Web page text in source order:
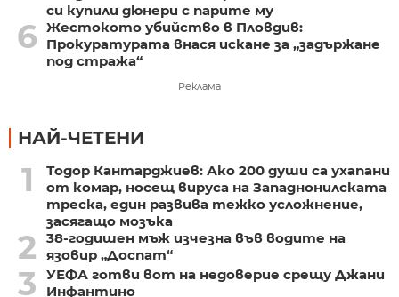
си купили дюнери с парите му
6 Жестокото убийство в Пловдив:
Прокуратурата внася искане за „задържане
под стража“
Реклама
НАЙ-ЧЕТЕНИ
1
Тодор Кантарджиев: Ако 200 души са ухапани
от комар, носещ вируса на Западнонилската
треска, един развива тежко усложнение,
засягащо мозъка
2
38-годишен мъж изчезна във водите на
язовир „Доспат“
3
УЕФА готви вот на недоверие срещу Джани
Инфантино